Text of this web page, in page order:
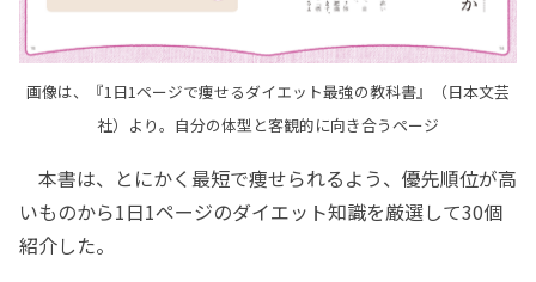
画像は、『1日1ページで痩せるダイエット最強の教科書』（日本文芸
社）より。自分の体型と客観的に向き合うページ
本書は、とにかく最短で痩せられるよう、優先順位が高
いものから1日1ページのダイエット知識を厳選して30個
紹介した。